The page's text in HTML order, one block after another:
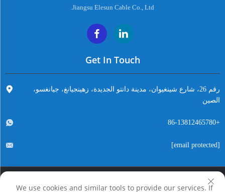
Jiangsu Elesun Cable Co., Ltd.
Get In Touch
رقم 26، شارع شينغيوان، مدينة دانتو الجديدة، زهينجيانغ، جيانغسو،
الصين
+86-13812465780
[email protected]
حقوق النسخ محفوظة © شركة جيانغسو إيليسون كابل المحدودة. جميع الحقوق
We use cookies and similar tools to provide our services. If